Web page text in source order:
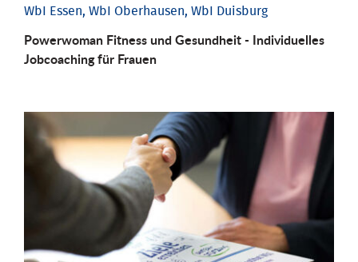
WbI Essen, WbI Oberhausen, WbI Duisburg
Powerwoman Fitness und Gesund­heit - Individu­elles
Job­coaching für Frauen